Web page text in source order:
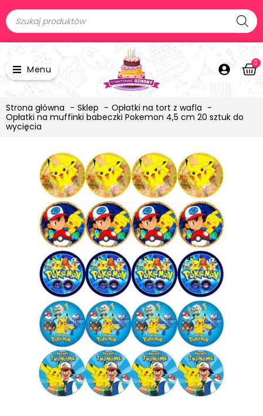
Menu
0
Strona główna Sklep
Opłatki na tort z wafla
Opłatki na muffinki babeczki Pokemon 4,5 cm 20 sztuk do
wycięcia